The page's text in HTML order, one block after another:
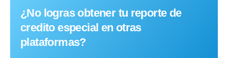
¿No logras obtener tu reporte de
credito especial en otras
plataformas?